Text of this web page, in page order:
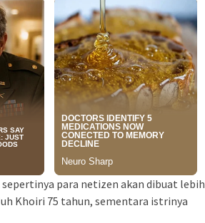
para netizen akan dibuat lebih
Khoiri 75 tahun, sementara istrinya